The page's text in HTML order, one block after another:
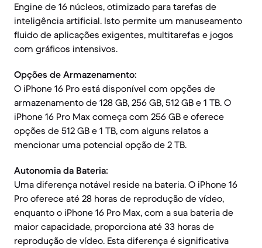
Engine de 16 núcleos, otimizado para tarefas de
inteligência artificial. Isto permite um manuseamento
fluido de aplicações exigentes, multitarefas e jogos
com gráficos intensivos.
Opções de Armazenamento:
O iPhone 16 Pro está disponível com opções de
armazenamento de 128 GB, 256 GB, 512 GB e 1 TB. O
iPhone 16 Pro Max começa com 256 GB e oferece
opções de 512 GB e 1 TB, com alguns relatos a
mencionar uma potencial opção de 2 TB.
Autonomia da Bateria:
Uma diferença notável reside na bateria. O iPhone 16
Pro oferece até 28 horas de reprodução de vídeo,
enquanto o iPhone 16 Pro Max, com a sua bateria de
maior capacidade, proporciona até 33 horas de
reprodução de vídeo. Esta diferença é significativa